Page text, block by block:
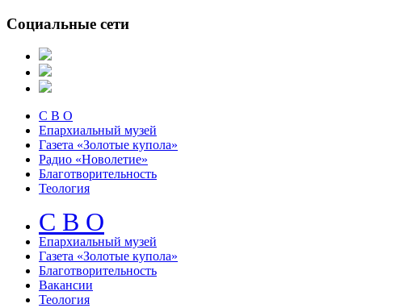
Социальные сети
С В О
Епархиальный музей
Газета «Золотые купола»
Радио «Новолетие»
Благотворительность
Теология
С В О
Епархиальный музeй
Газета «Золотые купола»
Благотворительность
Вакансии
Теология